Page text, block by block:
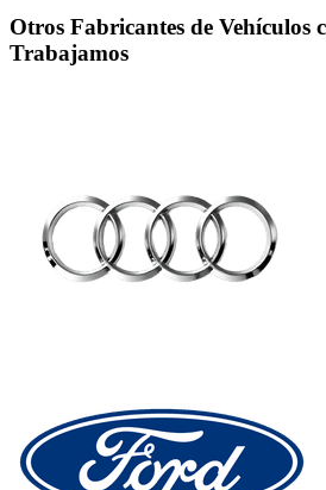
Otros Fabricantes de Vehículos
Trabajamos